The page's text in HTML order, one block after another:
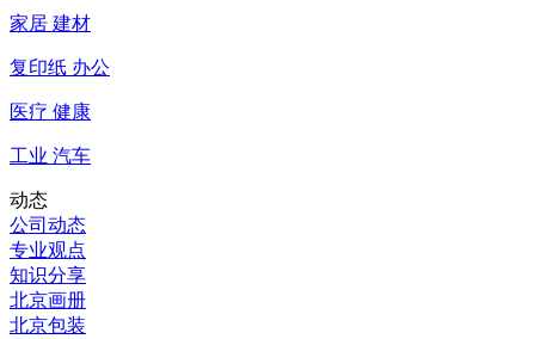
家居 建材
复印纸 办公
医疗 健康
工业 汽车
动态
公司动态
专业观点
知识分享
北京画册
北京包装